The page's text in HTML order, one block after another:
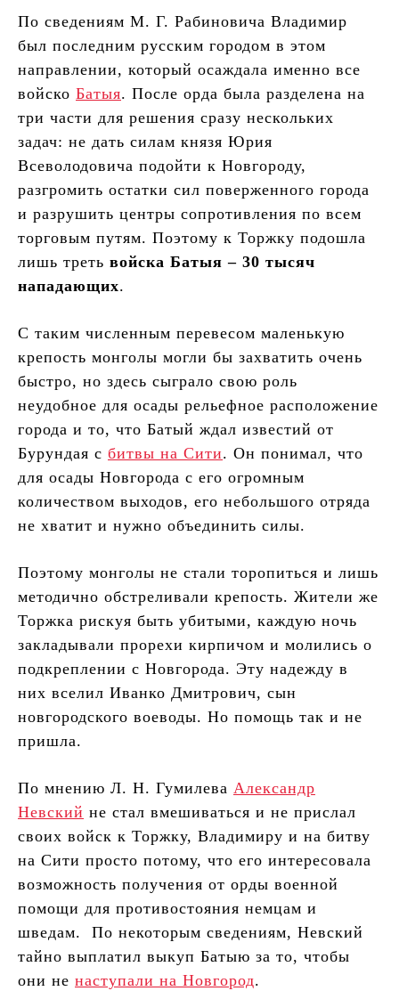
По сведениям М. Г. Рабиновича Владимир
был последним русским городом в этом
направлении, который осаждала именно все
войско Батыя. После орда была разделена на
три части для решения сразу нескольких
задач: не дать силам князя Юрия
Всеволодовича подойти к Новгороду,
разгромить остатки сил поверженного города
и разрушить центры сопротивления по всем
торговым путям. Поэтому к Торжку подошла
лишь треть войска Батыя – 30 тысяч
нападающих.
С таким численным перевесом маленькую
крепость монголы могли бы захватить очень
быстро, но здесь сыграло свою роль
неудобное для осады рельефное расположение
города и то, что Батый ждал известий от
Бурундая с битвы на Сити. Он понимал, что
для осады Новгорода с его огромным
количеством выходов, его небольшого отряда
не хватит и нужно объединить силы.
Поэтому монголы не стали торопиться и лишь
методично обстреливали крепость. Жители же
Торжка рискуя быть убитыми, каждую ночь
закладывали прорехи кирпичом и молились о
подкреплении с Новгорода. Эту надежду в
них вселил Иванко Дмитрович, сын
новгородского воеводы. Но помощь так и не
пришла.
По мнению Л. Н. Гумилева Александр
Невский не стал вмешиваться и не прислал
своих войск к Торжку, Владимиру и на битву
на Сити просто потому, что его интересовала
возможность получения от орды военной
помощи для противостояния немцам и
шведам. По некоторым сведениям, Невский
тайно выплатил выкуп Батыю за то, чтобы
они не наступали на Новгород.